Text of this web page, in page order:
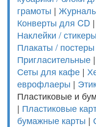
грамоты |
Конверты для CD |
Наклейки / стикеры
Плакаты /
Пригласительные |
Сеты для кафе |
еврофлаеры |
Пластиковые и
| Пластиковые
бумажные карты |